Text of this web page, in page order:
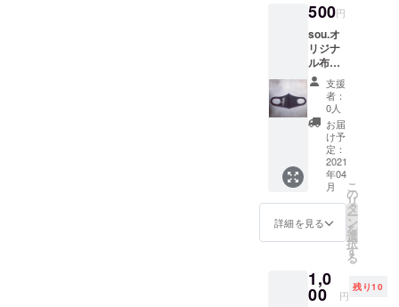
ンドにした
いという新
しい夢がで
きた。
最近の口癖
は"1日24時
間では足り
があ
り、フ
リーサ
イズで
す 色：
ブラッ
ク 生産
国：中
国産
ンされ
タイプ
です。
支援者
様限
定、
20%off
でお届
けしま
す。 材
質：布
ズ感：
伸縮性
があ
す 色：
ブラッ
500円
sou.オ
リジナ
ル布製
マス
ク フ
リーサ
イズ 手
洗いで
何度で
も使用
できる
布製の
マスク
になり
ます。
タイプ
です。
支援
者：
0人
お届
け予
定：
2021
年04
月
詳細を見る
こ
の
リ
タ
ー
ン
を
選
択
す
る
1,0
00 円
残り10